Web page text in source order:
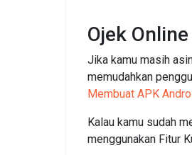
Ojek
Jika kamu masih
memudahkan
Membuat APK
Kalau kamu sudah
menggunakan Fitur